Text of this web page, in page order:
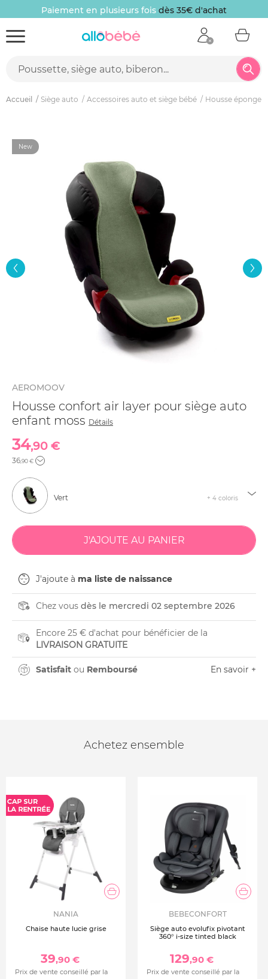
Paiement en plusieurs fois dès 35€ d'achat
Accueil Siège auto Accessoires auto et siège bébé Housse éponge
New
AEROMOOV
Housse confort air layer pour siège auto
enfant moss Détails
34,90 €
36,90 €
Vert + 4 coloris
J'ajoute à ma liste de naissance
Chez vous dès le mercredi 02 septembre 2026
Encore 25 € d'achat pour bénéficier de la
LIVRAISON GRATUITE
Satisfait ou Remboursé En savoir +
Achetez ensemble
NANIA
Chaise haute lucie grise
39,90 €
Prix de vente conseillé par la
BEBECONFORT
Siège auto evolufix pivotant
360° i-size tinted black
129,90 €
Prix de vente conseillé par la